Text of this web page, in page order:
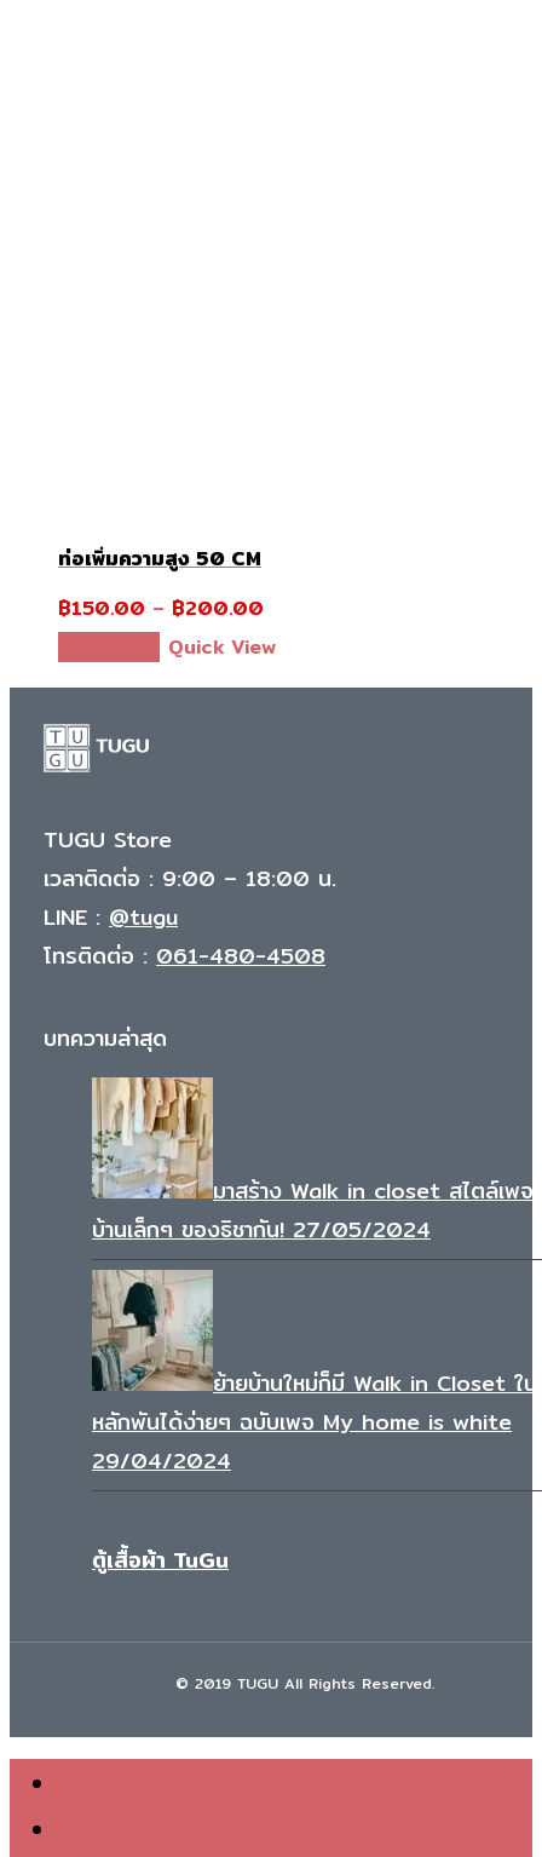
ท่อเพิ่มความสูง 50 CM
฿150.00 – ฿200.00
This
product
The
options
may
be
the
product
page
Quick View
TUGU Store
เวลาติดต่อ : 9:00 – 18:00 น.
LINE : @tugu
โทรติดต่อ : 061-480-4508
บทความล่าสุด
มาสร้าง Walk in closet สไตล์เพจ
บ้านเล็กๆ ของธิชากัน! 27/05/2024
ย้ายบ้านใหม่ก็มี Walk in Closet ใ
หลักพันได้ง่ายๆ ฉบับเพจ My home is white
29/04/2024
ตู้เสื้อผ้า TuGu
© 2019 TUGU All Rights Reserved.
Close